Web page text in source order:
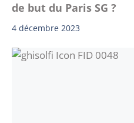
de but du Paris SG ?
4 décembre 2023